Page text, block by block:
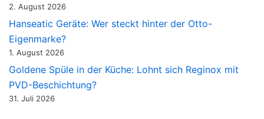
2. August 2026
Hanseatic Geräte: Wer steckt hinter der Otto-
Eigenmarke?
1. August 2026
Goldene Spüle in der Küche: Lohnt sich Reginox mit
PVD-Beschichtung?
31. Juli 2026